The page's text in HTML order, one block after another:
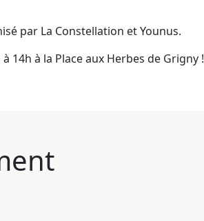
par La Constellation et Younus.
14h à la Place aux Herbes de Grigny !